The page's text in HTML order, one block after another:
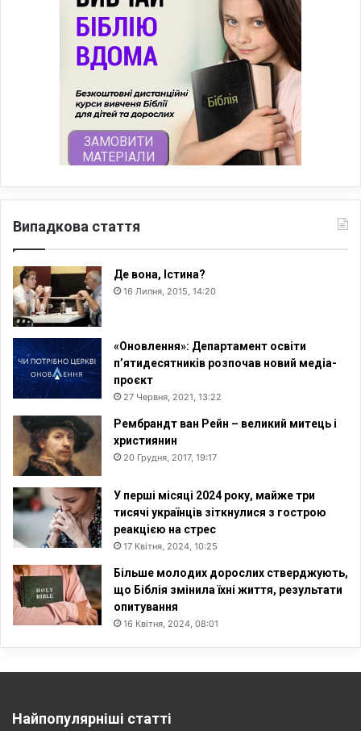
Випадкова стаття
Де вона, Істина?
16 Липня, 2015, 14:20
«Оновлення»: Департамент освіти
п’ятидесятників розпочав новий медіа-
проєкт
27 Червня, 2021, 13:22
Рембрандт ван Рейн – великий митець і
християнин
20 Грудня, 2017, 19:17
У перші місяці 2024 року, майже три
тисячі українців зіткнулися з гострою
реакцією на стрес
17 Квітня, 2024, 10:25
Більше молодих дорослих стверджують,
що Біблія змінила їхні життя, результати
опитування
16 Квітня, 2024, 08:01
Найпопулярніші статті